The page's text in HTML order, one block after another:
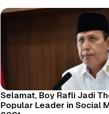
Selamat, Boy Rafli Jadi
Popular Leader in Social